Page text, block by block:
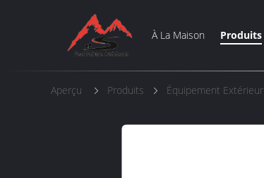
À La Maison Produits
Aperçu Produits Équipement Extérieur